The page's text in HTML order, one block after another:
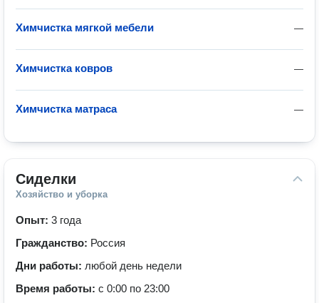
—
Химчистка мягкой мебели
—
Химчистка ковров
—
Химчистка матраса
Сиделки
Хозяйство и уборка
Опыт: 3 года
Гражданство: Россия
Дни работы: любой день недели
Время работы: с 0:00 по 23:00